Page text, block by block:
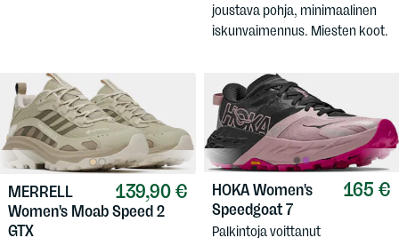
joustava pohja, minimaalinen
iskunvaimennus. Miesten koot.
139,90 €
MERRELL
Women's Moab Speed 2
GTX
165 €
HOKAWomen's
Speedgoat 7
Palkintoja voittanut